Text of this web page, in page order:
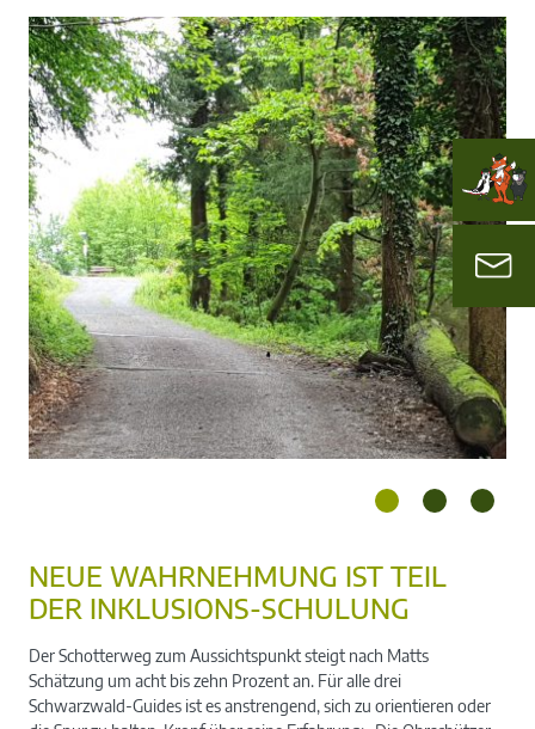
mit Regenrinnen im Forstweg.
NEUE WAHRNEHMUNG IST TEIL
DER INKLUSIONS-SCHULUNG
Der Schotterweg zum Aussichtspunkt steigt nach Matts
Schätzung um acht bis zehn Prozent an. Für alle drei
Schwarzwald-Guides ist es anstrengend, sich zu orientieren oder